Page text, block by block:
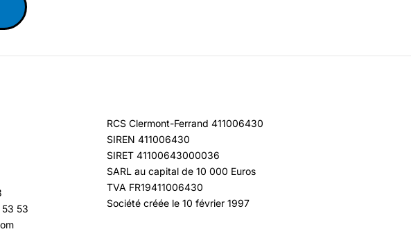
53
RCS Clermont-Ferrand 411006430
SIREN 411006430
SIRET 41100643000036
SARL au capital de 10 000 Euros
TVA FR19411006430
Société créée le 10 février 1997